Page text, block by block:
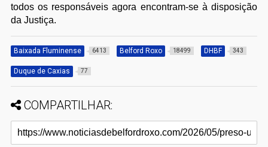
todos os responsáveis agora encontram-se à disposição
da Justiça.
Baixada Fluminense 6413 Belford Roxo 18499 DHBF 343
Duque de Caxias 77
COMPARTILHAR: